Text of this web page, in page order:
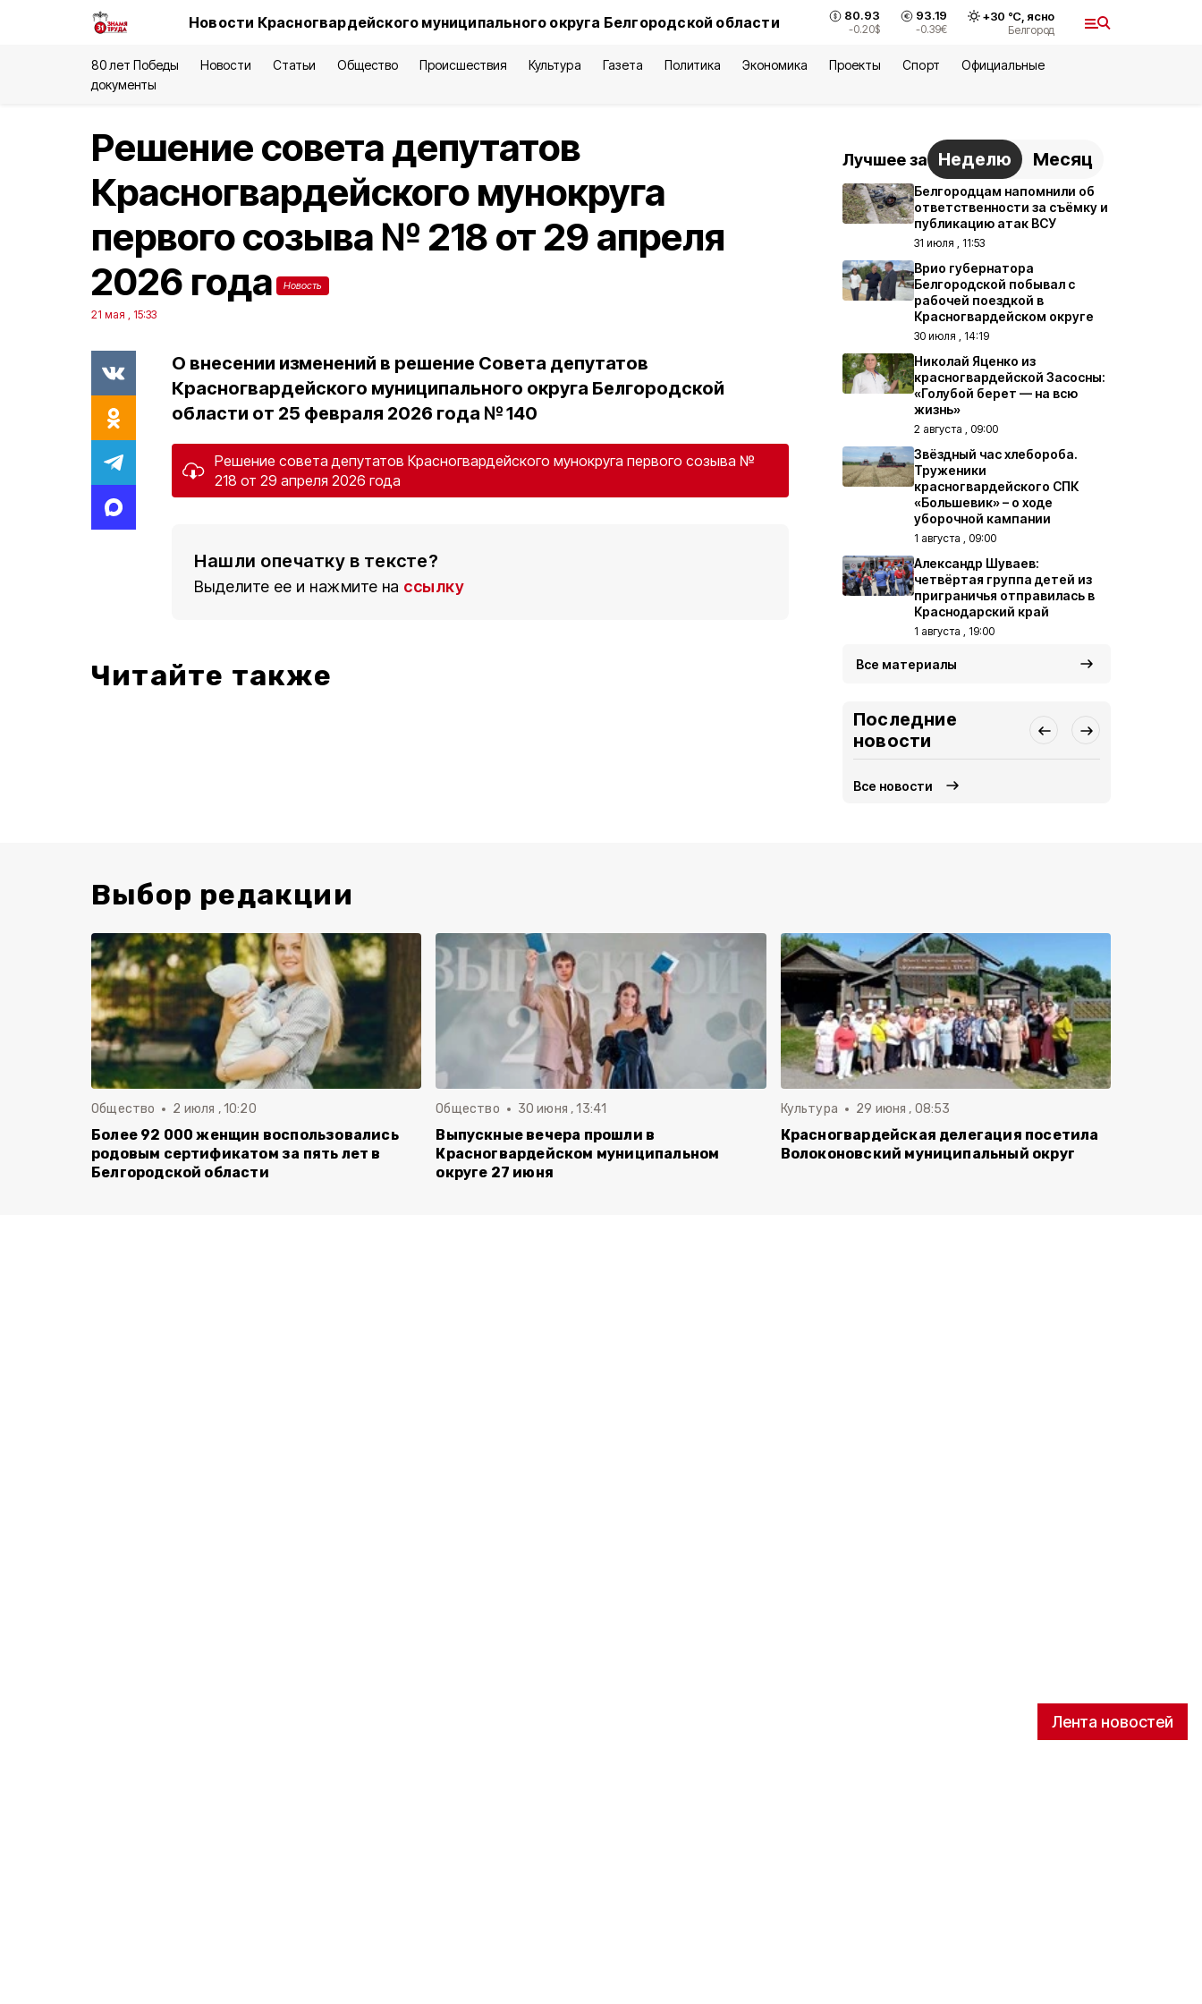
Новости Красногвардейского муниципального округа Белгородской области 80.93
-0.20$
93.19
-0.39€
+30 °С, ясно
Белгород
80 лет Победы Новости Статьи Общество Происшествия Культура Газета Политика Экономика Проекты Спорт
Официальные
документы
Лента новостей
Решение совета депутатов
Красногвардейского мунокруга
первого созыва № 218 от 29 апреля
2026 года
Новость
21 мая , 15:33
О внесении изменений в решение Совета депутатов
Красногвардейского муниципального округа Белгородской
области от 25 февраля 2026 года № 140
Решение совета депутатов Красногвардейского мунокруга первого созыва №
218 от 29 апреля 2026 года
Нашли опечатку в тексте?
Выделите ее и нажмите на ссылку
Читайте также
Лучшее за Неделю Месяц
Белгородцам напомнили об
ответственности за съёмку и
публикацию атак ВСУ
31 июля , 11:53
Врио губернатора
Белгородской побывал с
рабочей поездкой в
Красногвардейском округе
30 июля , 14:19
Николай Яценко из
красногвардейской Засосны:
«Голубой берет — на всю
жизнь»
2 августа , 09:00
Звёздный час хлебороба.
Труженики
красногвардейского СПК
«Большевик» – о ходе
уборочной кампании
1 августа , 09:00
Александр Шуваев:
четвёртая группа детей из
приграничья отправилась в
Краснодарский край
1 августа , 19:00
Все материалы
Последние
новости
Все новости
Выбор редакции
Общество 2 июля , 10:20
Более 92 000 женщин воспользовались
родовым сертификатом за пять лет в
Белгородской области
Общество 30 июня , 13:41
Выпускные вечера прошли в
Красногвардейском муниципальном
округе 27 июня
Культура 29 июня , 08:53
Красногвардейская делегация посетила
Волоконовский муниципальный округ